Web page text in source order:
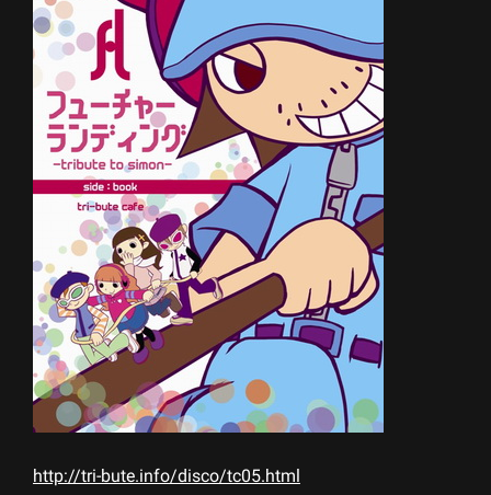
http://tri-bute.info/disco/tc05.html